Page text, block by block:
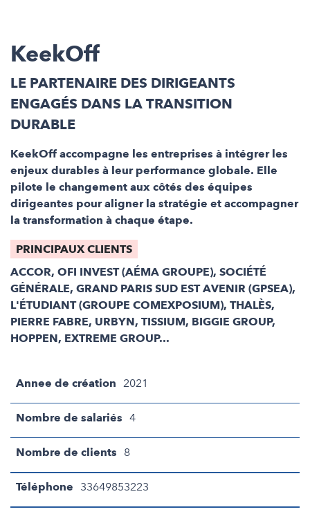
KeekOff
LE PARTENAIRE DES DIRIGEANTS
ENGAGÉS DANS LA TRANSITION
DURABLE
KeekOff accompagne les entreprises à intégrer les
enjeux durables à leur performance globale. Elle
pilote le changement aux côtés des équipes
dirigeantes pour aligner la stratégie et accompagner
la transformation à chaque étape.
PRINCIPAUX CLIENTS
ACCOR, OFI INVEST (AÉMA GROUPE), SOCIÉTÉ
GÉNÉRALE, GRAND PARIS SUD EST AVENIR (GPSEA),
L'ÉTUDIANT (GROUPE COMEXPOSIUM), THALÈS,
PIERRE FABRE, URBYN, TISSIUM, BIGGIE GROUP,
HOPPEN, EXTREME GROUP...
Annee de création 2021
Nombre de salariés 4
Nombre de clients 8
Téléphone 33649853223